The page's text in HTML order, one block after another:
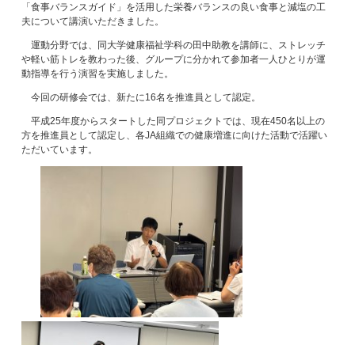
「食事バランスガイド」を活用した栄養バランスの良い食事と減塩の工
夫について講演いただきました。
運動分野では、同大学健康福祉学科の田中助教を講師に、ストレッチ
や軽い筋トレを教わった後、グループに分かれて参加者一人ひとりが運
動指導を行う演習を実施しました。
今回の研修会では、新たに16名を推進員として認定。
平成25年度からスタートした同プロジェクトでは、現在450名以上の
方を推進員として認定し、各JA組織での健康増進に向けた活動で活躍い
ただいています。